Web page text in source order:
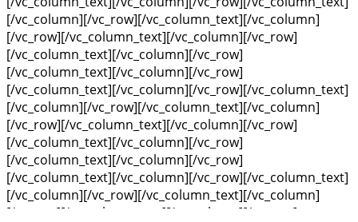
[/vc_column][/vc_row][/vc_column_text][/vc_column]
[/vc_row][/vc_column_text][/vc_column][/vc_row]
[/vc_column_text][/vc_column][/vc_row]
[/vc_column_text][/vc_column][/vc_row]
[/vc_column_text][/vc_column][/vc_row][/vc_column_text]
[/vc_column][/vc_row][/vc_column_text][/vc_column]
[/vc_row][/vc_column_text][/vc_column][/vc_row]
[/vc_column_text][/vc_column][/vc_row]
[/vc_column_text][/vc_column][/vc_row]
[/vc_column_text][/vc_column][/vc_row][/vc_column_text]
[/vc_column][/vc_row][/vc_column_text][/vc_column]
[/vc_row][/vc_column_text][/vc_column][/vc_row]